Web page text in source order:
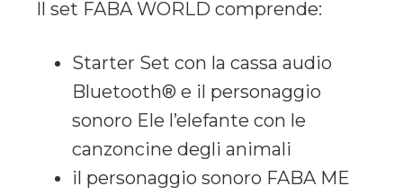
Il set FABA WORLD comprende:
Starter Set con la cassa audio
Bluetooth® e il personaggio
sonoro Ele l’elefante con le
canzoncine degli animali
il personaggio sonoro FABA ME